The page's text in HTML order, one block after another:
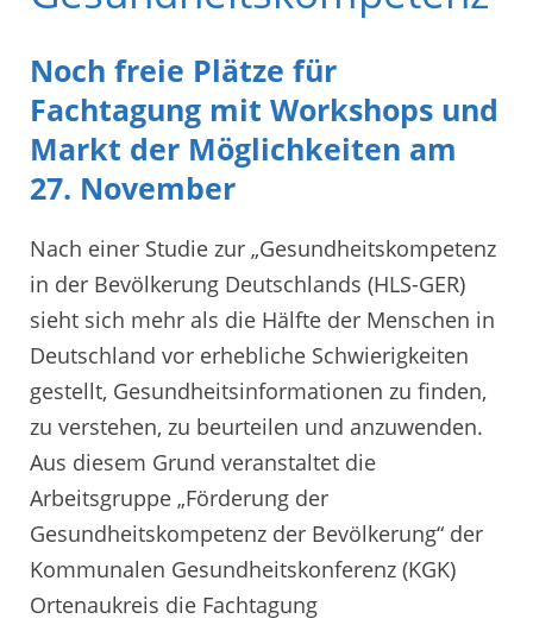
Noch freie Plätze für
Fachtagung mit Workshops und
Markt der Möglichkeiten am
27. November
Nach einer Studie zur „Gesundheitskompetenz
in der Bevölkerung Deutschlands (HLS-GER)
sieht sich mehr als die Hälfte der Menschen in
Deutschland vor erhebliche Schwierigkeiten
gestellt, Gesundheitsinformationen zu finden,
zu verstehen, zu beurteilen und anzuwenden.
Aus diesem Grund veranstaltet die
Arbeitsgruppe „Förderung der
Gesundheitskompetenz der Bevölkerung“ der
Kommunalen Gesundheitskonferenz (KGK)
Ortenaukreis die Fachtagung